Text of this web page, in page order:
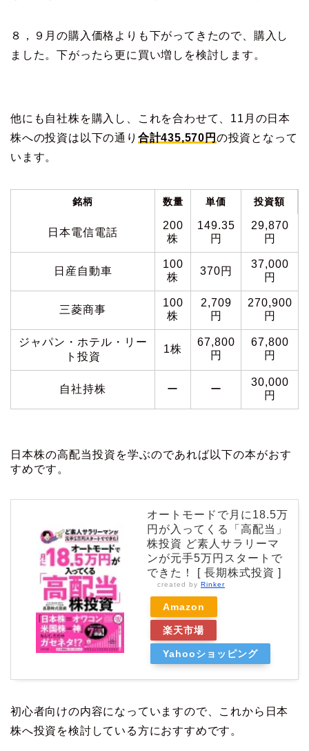
８，９月の購入価格よりも下がってきたので、購入し
ました。下がったら更に買い増しを検討します。
他にも自社株を購入し、これを合わせて、11月の日本
株への投資は以下の通り 合計435,570円 の投資となって
います。
銘柄 数量 単価 投資額
日本電信電話
200
株
149.35
円
29,870
円
日産自動車
100
株
370円
37,000
円
三菱商事
100
株
2,709
円
270,900
円
ジャパン・ホテル・リー
ト投資
1株
67,800
円
67,800
円
自社持株 ー ー
30,000
円
日本株の高配当投資を学ぶのであれば以下の本がおす
すめです。
オートモードで月に18.5万
円が入ってくる「高配当」
株投資 ど素人サラリーマ
ンが元手5万円スタートで
できた！ [ 長期株式投資 ]
created by Rinker
Amazon
楽天市場
Yahooショッピング
初心者向けの内容になっていますので、これから日本
株へ投資を検討している方におすすめです。